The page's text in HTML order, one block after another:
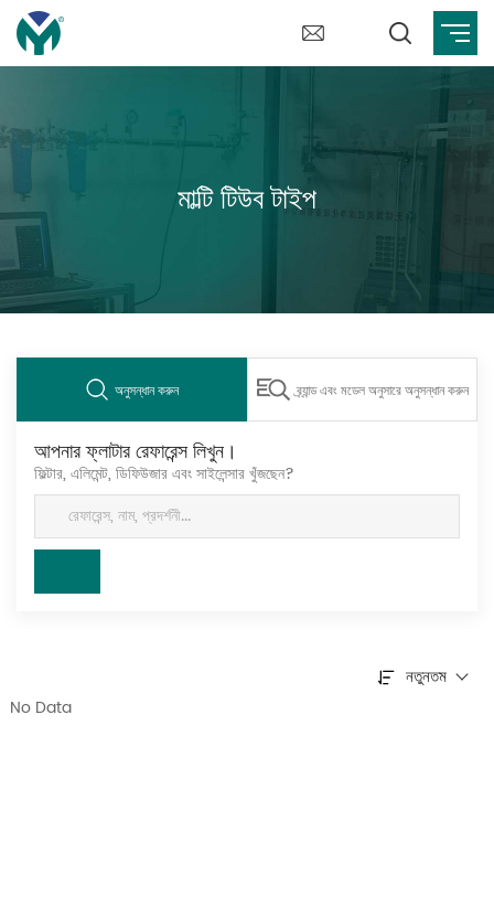
মাল্টি টিউব টাইপ
অনুসন্ধান করুন ব্র্যান্ড এবং মডেল অনুসারে অনুসন্ধান করুন
আপনার ফ্লাটার রেফারেন্স লিখুন।
ফিল্টার, এলিমেন্ট, ডিফিউজার এবং সাইলেন্সার খুঁজছেন?
নতুনতম
No Data